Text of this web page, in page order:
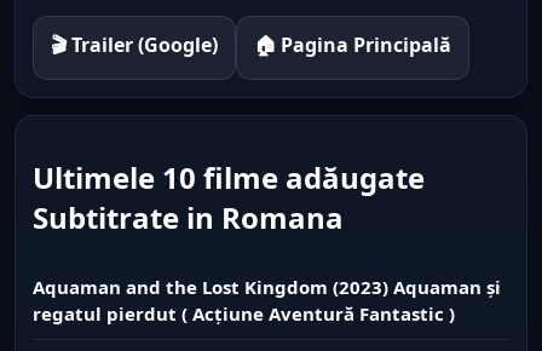
🎬 Trailer (Google) 🏠 Pagina Principală
Ultimele 10 filme adăugate
Subtitrate in Romana
Aquaman and the Lost Kingdom (2023) Aquaman și
regatul pierdut ( Acțiune Aventură Fantastic )